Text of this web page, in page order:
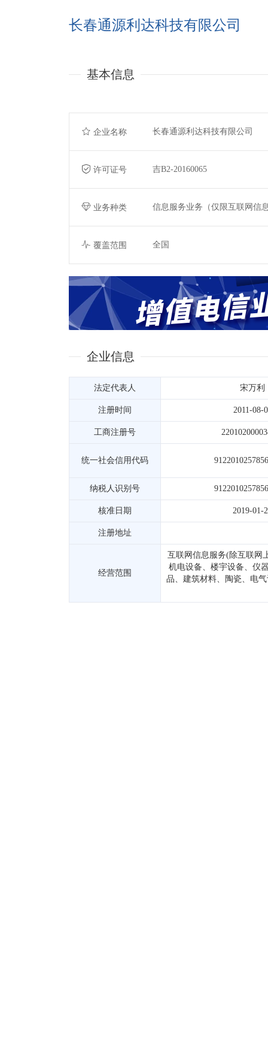
长春通源利达科技有限公司
基本信息
企业名称 长春通源利达科技有限公司
许可证号 吉B2-20160065
业务种类 信息服务业务（仅限互联网信
覆盖范围 全国
企业信息
法定代表人 宋万利
注册时间 2011-08-
工商注册号
统一社会信用代码
纳税人识别号
核准日期 2019-01-
注册地址
经营范围
互联网信息服务(除互联网
机电设备、楼宇设备、仪
品、建筑材料、陶瓷、电